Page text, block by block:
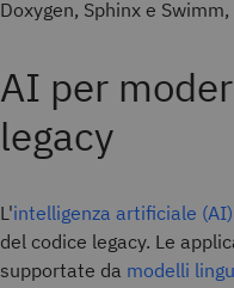
Doxygen, Sphinx e
AI per
legacy
L'intelligenza artificiale (AI)
del codice legacy. Le
supportate da modelli